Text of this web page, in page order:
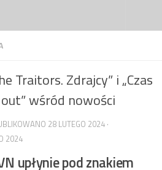
Traitors. Zdrajcy” i „Czas
wśród nowości
28 LUTEGO 2024 ·
2024
upłynie pod znakiem